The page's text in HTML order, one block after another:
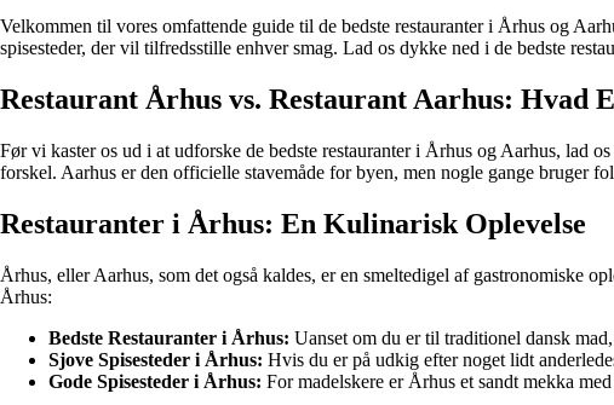
Velkommen til vores omfattende guide til de bedste restauranter i Århus og
spisesteder, der vil tilfredsstille enhver smag. Lad os dykke ned i de bedste
Restaurant Århus vs. Restaurant Aarhus: Hvad
Før vi kaster os ud i at udforske de bedste restauranter i Århus og Aarhus, lad
forskel. Aarhus er den officielle stavemåde for byen, men nogle gange bruger
Restauranter i Århus: En Kulinarisk Oplevelse
Århus, eller Aarhus, som det også kaldes, er en smeltedigel af gastronomiske
Århus:
Bedste Restauranter i Århus: Uanset om du er til traditionel dansk
Sjove Spisesteder i Århus: Hvis du er på udkig efter noget lidt
Gode Spisesteder i Århus: For madelskere er Århus et sandt mekka